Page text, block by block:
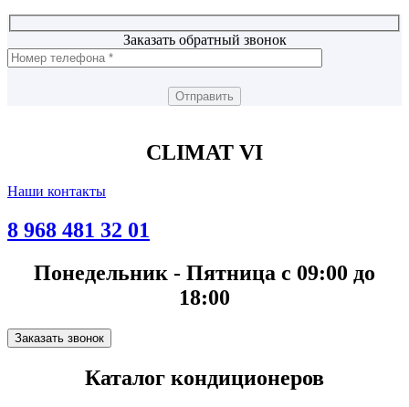
Заказать обратный звонок
CLIMAT VI
Наши контакты
8 968 481 32 01
Понедельник - Пятница с 09:00 до
18:00
Заказать звонок
Каталог кондиционеров